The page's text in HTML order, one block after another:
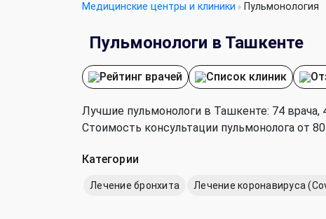
Медицинские центры и клиники Пульмонология
Пульмонологи в Ташкенте
Рейтинг врачей Список клиник
Лучшие пульмонологи в Ташкенте: 74
Стоимость консультации пульмонолога от
Категории
Лечение бронхита Лечение коронавируса